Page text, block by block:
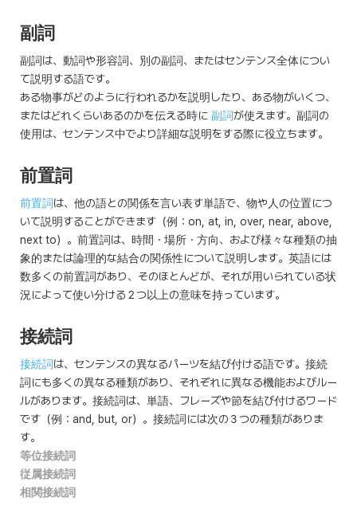
副詞
副詞は、動詞や形容詞、別の副詞、またはセンテンス全体につい
て説明する語です。
ある物事がどのように行われるかを説明したり、ある物がいくつ、
またはどれくらいあるのかを伝える時に 副詞が使えます。副詞の
使用は、センテンス中でより詳細な説明をする際に役立ちます。
前置詞
前置詞は、他の語との関係を言い表す単語で、物や人の位置につ
いて説明することができます（例：on, at, in, over, near, above,
next to）。前置詞は、時間・場所・方向、および様々な種類の抽
象的または論理的な結合の関係性について説明します。英語には
数多くの前置詞があり、そのほとんどが、それが用いられている状
況によって使い分ける２つ以上の意味を持っています。
接続詞
接続詞は、センテンスの異なるパーツを結び付ける語です。接続
詞にも多くの異なる種類があり、それぞれに異なる機能およびルー
ルがあります。接続詞は、単語、フレーズや節を結び付けるワード
です（例：and, but, or）。接続詞には次の３つの種類がありま
す。
等位接続詞
従属接続詞
相関接続詞